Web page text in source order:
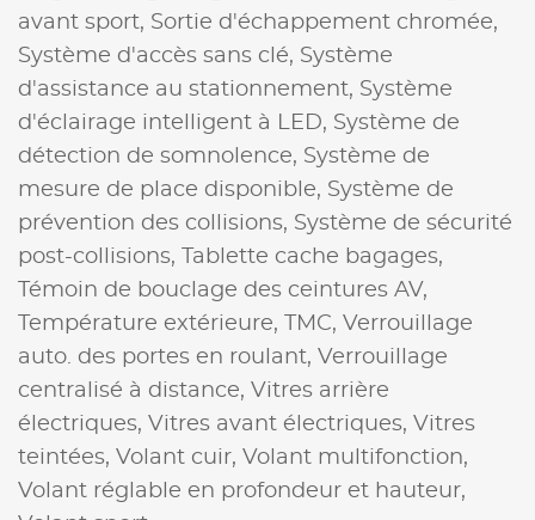
avant sport, Sortie d'échappement chromée,
Système d'accès sans clé, Système
d'assistance au stationnement, Système
d'éclairage intelligent à LED, Système de
détection de somnolence, Système de
mesure de place disponible, Système de
prévention des collisions, Système de sécurité
post-collisions,
Tablette cache bagages,
Témoin de bouclage des ceintures AV,
Température extérieure,
TMC, Verrouillage
auto. des portes en roulant, Verrouillage
centralisé à distance, Vitres arrière
électriques, Vitres avant électriques, Vitres
teintées, Volant cuir, Volant multifonction,
Volant réglable en profondeur et hauteur,